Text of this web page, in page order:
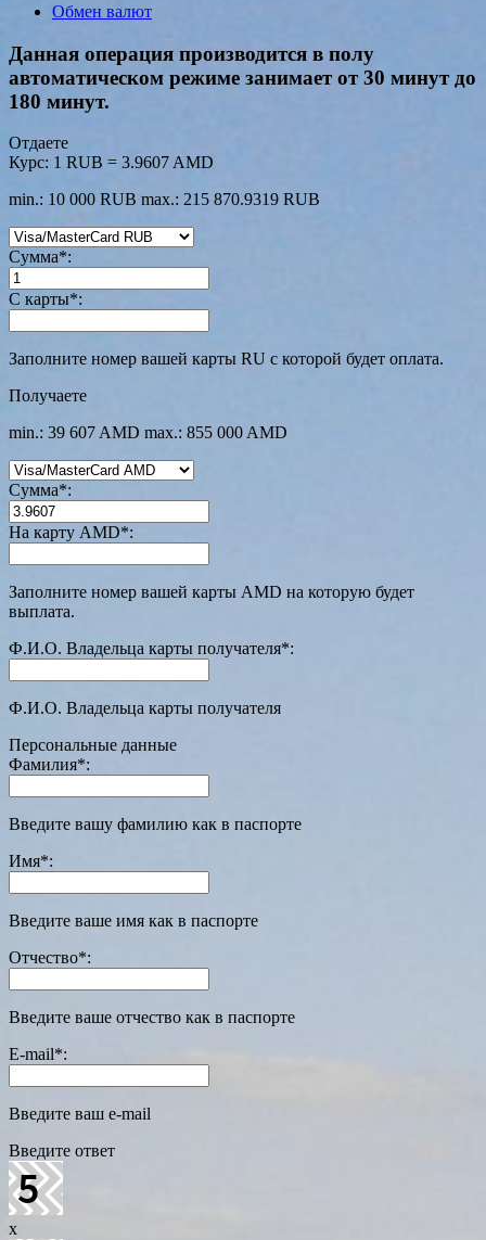
Обмен валют
Данная операция производится в полу
автоматическом режиме занимает от 30 минут до
180 минут.
Отдаете
Курс: 1 RUB = 3.9607 AMD
min.: 10 000 RUB max.: 215 870.9319 RUB
Сумма*:
С карты*:
Заполните номер вашей карты RU с которой будет оплата.
Получаете
min.: 39 607 AMD max.: 855 000 AMD
Сумма*:
На карту AMD*:
Заполните номер вашей карты AMD на которую будет
выплата.
Ф.И.О. Владельца карты получателя*:
Ф.И.О. Владельца карты получателя
Персональные данные
Фамилия*:
Введите вашу фамилию как в паспорте
Имя*:
Введите ваше имя как в паспорте
Отчество*:
Введите ваше отчество как в паспорте
E-mail*:
Введите ваш e-mail
Введите ответ
x